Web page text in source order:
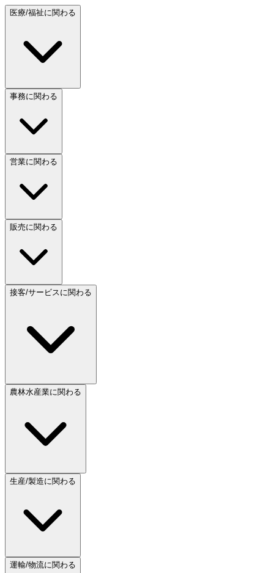
医療/福祉に関わる
事務に関わる
営業に関わる
販売に関わる
接客/サービスに関わる
農林水産業に関わる
生産/製造に関わる
運輸/物流に関わる